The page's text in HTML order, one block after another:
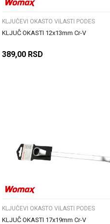
KLJUČEVI OKASTO VILASTI PODES
KLJUČ OKASTI 12x13mm Cr-V
389,00 RSD
UPOREDI
KLJUČEVI OKASTO VILASTI PODES
KLJUČ OKASTI 17x19mm Cr-V